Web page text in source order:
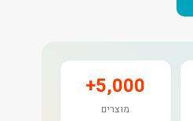
5,000+
מוצרים